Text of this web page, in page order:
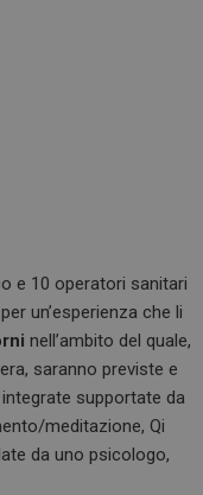
e 10 operatori sanitari
un’esperienza che li
nell’ambito del quale,
saranno previste e
supportate da
meditazione, Qi
da uno psicologo,